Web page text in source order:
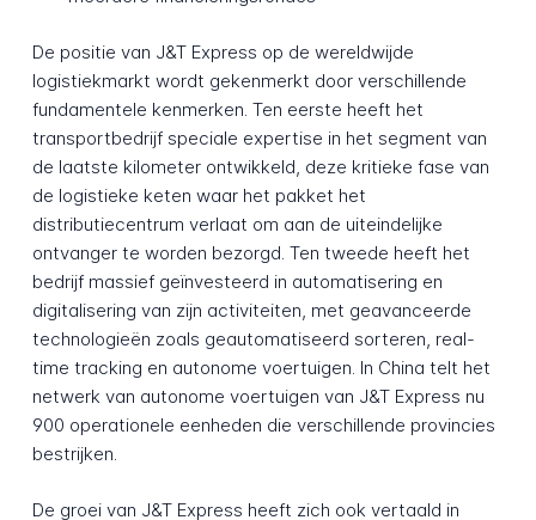
De positie van J&T Express op de wereldwijde
logistiekmarkt wordt gekenmerkt door verschillende
fundamentele kenmerken. Ten eerste heeft het
transportbedrijf speciale expertise in het segment van
de laatste kilometer ontwikkeld, deze kritieke fase van
de logistieke keten waar het pakket het
distributiecentrum verlaat om aan de uiteindelijke
ontvanger te worden bezorgd. Ten tweede heeft het
bedrijf massief geïnvesteerd in automatisering en
digitalisering van zijn activiteiten, met geavanceerde
technologieën zoals geautomatiseerd sorteren, real-
time tracking en autonome voertuigen. In China telt het
netwerk van autonome voertuigen van J&T Express nu
900 operationele eenheden die verschillende provincies
bestrijken.
De groei van J&T Express heeft zich ook vertaald in